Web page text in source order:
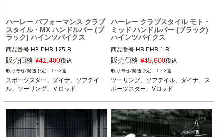
ハーレー パフォーマンス クラブ
スタイル・MX ハンドルバー (ブ
ラック) ハインツバイクス
商品番号 HB-PHB-125-B
5MS：706723
販売価格 ¥41,400税込
1～3週
スポーツスター、ダイナ、ソフテイ
ル、ツーリング、Ｖロッド
ハーレー クラブスタイル モト・
ミッド ハンドルバー (ブラック)
ハインツバイクス
商品番号 HB-PHB-1-B
5MS：706694
販売価格 ¥45,600税込
1～3週
ツーリング、ソフテイル、ダイナ、ス
ポーツスター、Vロッド